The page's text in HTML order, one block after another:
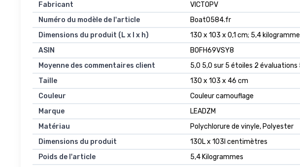
Fabricant
‎VICTOPV
Numéro du modèle de l'article
‎Boat0584.fr
Dimensions du produit (L x l x h)
‎130 x 103 x 0,1 cm; 5,4
ASIN
‎B0FH69VSY8
Moyenne des commentaires client
5,0 5,0 sur 5 étoiles 2 évaluations
Taille
130 x 103 x 46 cm
Couleur
Couleur camouflage
Marque
LEADZM
Matériau
Polychlorure de vinyle, Polyester
Dimensions du produit
130L x 103l centimètres
Poids de l'article
5,4 Kilogrammes